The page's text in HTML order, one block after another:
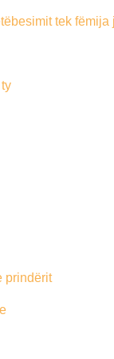
tek fëmija
prindërit